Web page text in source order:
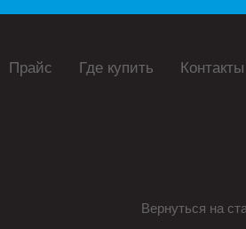
Прайс Где купить Контакты
Вернуться на